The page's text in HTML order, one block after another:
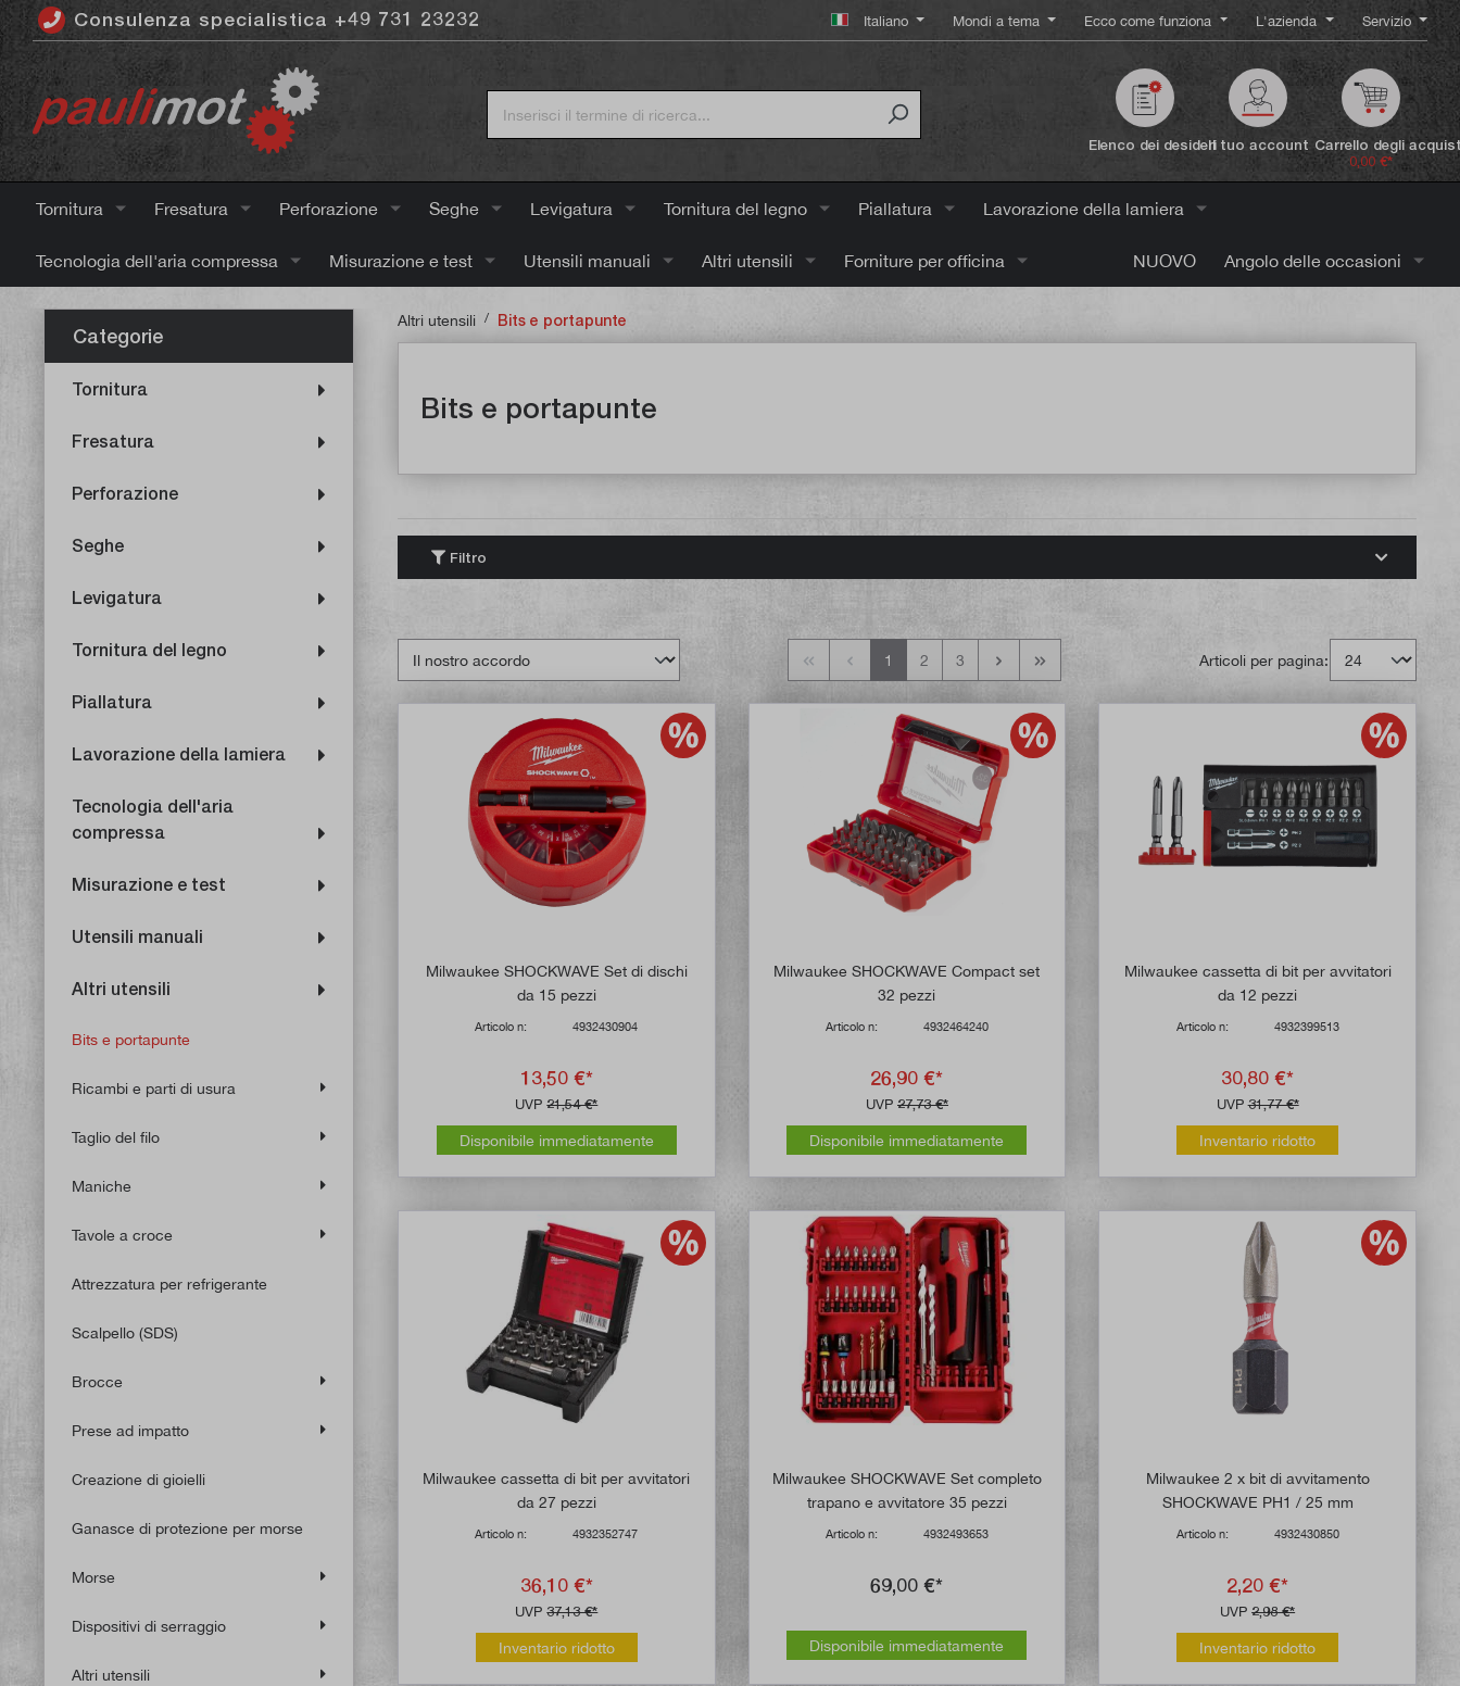
principale
Consulenza specialistica +49 731 23232 Italiano Mondi a tema Ecco come funziona L'azienda Servizio
Elenco dei desideriIl tuo account Carrello degli
0,00 €*
Tornitura Fresatura Perforazione Seghe Levigatura Tornitura del legno Piallatura Lavorazione della lamiera
Tecnologia dell'aria compressa Misurazione e test Utensili manuali Altri utensili Forniture per officina NUOVO Angolo delle occasioni
Categorie
Tornitura
Fresatura
Perforazione
Seghe
Levigatura
Tornitura del legno
Piallatura
Lavorazione della lamiera
Tecnologia dell'aria
compressa
Misurazione e test
Utensili manuali
Altri utensili
Bits e portapunte
Ricambi e parti di usura
Taglio del filo
Maniche
Tavole a croce
Attrezzatura per refrigerante
Scalpello (SDS)
Brocce
Prese ad impatto
Creazione di gioielli
Ganasce di protezione per morse
Morse
Dispositivi di serraggio
Altri utensili
Altri utensili / Bits e portapunte
Bits e portapunte
Filtro
1 2 3 Articoli per pagina:
Milwaukee SHOCKWAVE Set di dischi
da 15 pezzi
Articolo n: 4932430904
13,50 €*
UVP21,54 €*
Disponibile immediatamente
Milwaukee SHOCKWAVE Compact set
32 pezzi
Articolo n: 4932464240
26,90 €*
UVP 27,73 €*
Disponibile immediatamente
Milwaukee cassetta di bit per avvitatori
da 12 pezzi
Articolo n: 4932399513
30,80 €*
UVP31,77 €*
Inventario ridotto
Milwaukee cassetta di bit per avvitatori
da 27 pezzi
Articolo n: 4932352747
36,10 €*
UVP37,13 €*
Inventario ridotto
Milwaukee SHOCKWAVE Set completo
trapano e avvitatore 35 pezzi
Articolo n: 4932493653
69,00 €*
Disponibile immediatamente
Milwaukee 2 x bit di avvitamento
SHOCKWAVE PH1 / 25 mm
Articolo n: 4932430850
2,20 €*
UVP2,98 €*
Inventario ridotto